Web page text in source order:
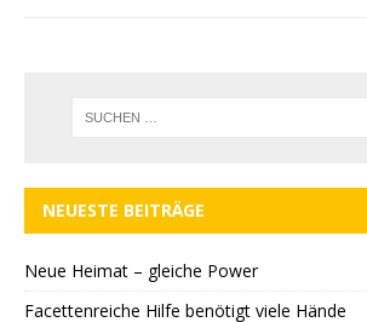
NEUESTE BEITRÄGE
Neue Heimat – gleiche Power
Facettenreiche Hilfe benötigt viele Hände